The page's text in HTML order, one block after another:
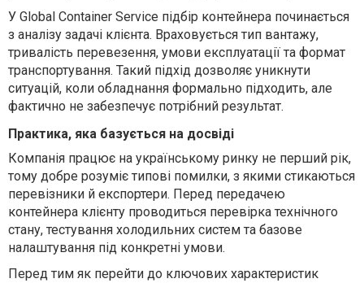
У Global Container Service підбір контейнера починається
з аналізу задачі клієнта. Враховується тип вантажу,
тривалість перевезення, умови експлуатації та формат
транспортування. Такий підхід дозволяє уникнути
ситуацій, коли обладнання формально підходить, але
фактично не забезпечує потрібний результат.
Практика, яка базується на досвіді
Компанія працює на українському ринку не перший рік,
тому добре розуміє типові помилки, з якими стикаються
перевізники й експортери. Перед передачею
контейнера клієнту проводиться перевірка технічного
стану, тестування холодильних систем та базове
налаштування під конкретні умови.
Перед тим як перейти до ключових характеристик